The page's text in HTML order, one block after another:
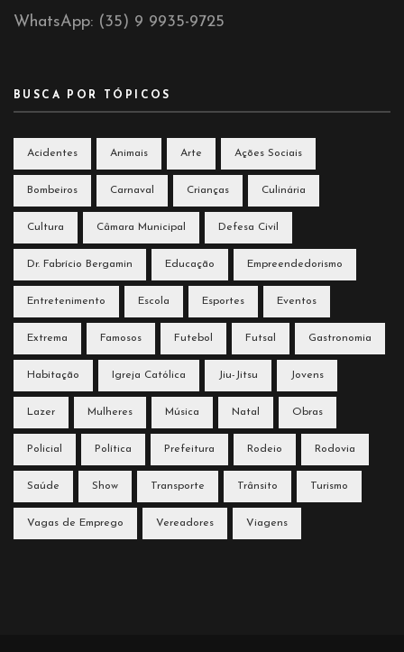
WhatsApp: (35) 9 9935-9725
BUSCA POR TÓPICOS
Acidentes Animais Arte Ações Sociais
Bombeiros Carnaval Crianças Culinária
Cultura Câmara Municipal Defesa Civil
Dr. Fabrício Bergamin Educação Empreendedorismo
Entretenimento Escola Esportes Eventos
Extrema Famosos Futebol Futsal Gastronomia
Habitação Igreja Católica Jiu-Jitsu Jovens
Lazer Mulheres Música Natal Obras
Policial Política Prefeitura Rodeio Rodovia
Saúde Show Transporte Trânsito Turismo
Vagas de Emprego Vereadores Viagens